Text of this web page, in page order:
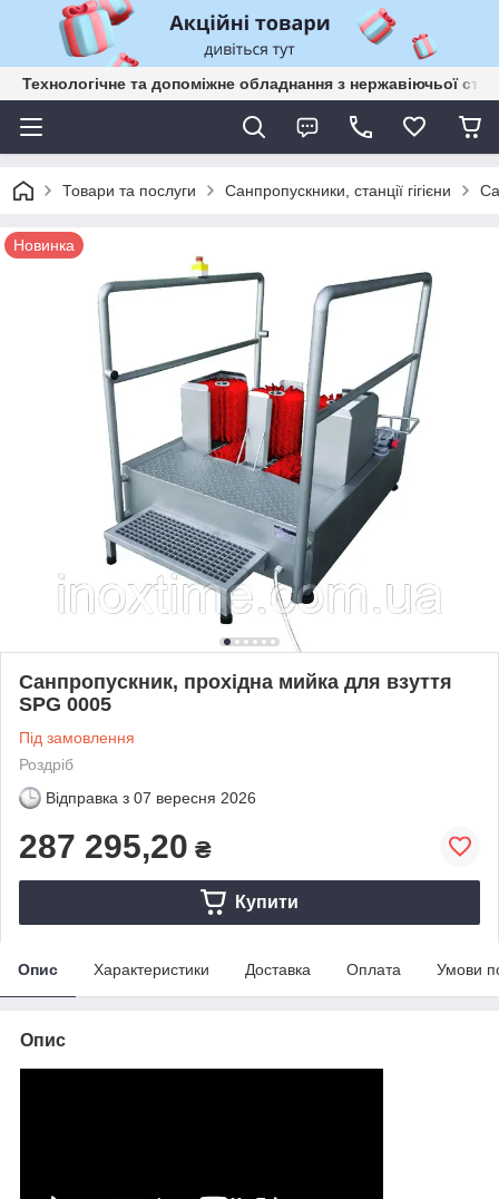
Технологічне та допоміжне обладнання з нержавіючьої
Товари та послуги Санпропускники, станції гігієни
Новинка
Санпропускник, прохідна мийка для взуття
SPG 0005
Під замовлення
Роздріб
Відправка з 07 вересня 2026
287 295,20 ₴
Купити
Опис Характеристики Доставка Оплата Умови
Опис